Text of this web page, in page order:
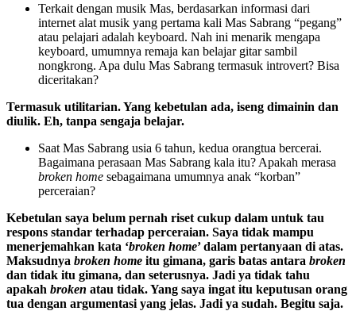
Terkait dengan musik Mas, berdasarkan informasi dari
internet alat musik yang pertama kali Mas Sabrang “pegang”
atau pelajari adalah keyboard. Nah ini menarik mengapa
keyboard, umumnya remaja kan belajar gitar sambil
nongkrong. Apa dulu Mas Sabrang termasuk introvert? Bisa
diceritakan?
Termasuk utilitarian. Yang kebetulan ada, iseng dimainin dan
diulik. Eh, tanpa sengaja belajar.
Saat Mas Sabrang usia 6 tahun, kedua orangtua bercerai.
Bagaimana perasaan Mas Sabrang kala itu? Apakah merasa
broken home sebagaimana umumnya anak “korban”
perceraian?
Kebetulan saya belum pernah riset cukup dalam untuk tau
respons standar terhadap perceraian. Saya tidak mampu
menerjemahkan kata ‘broken home’ dalam pertanyaan di atas.
Maksudnya broken home itu gimana, garis batas antara broken
dan tidak itu gimana, dan seterusnya. Jadi ya tidak tahu
apakah broken atau tidak. Yang saya ingat itu keputusan orang
tua dengan argumentasi yang jelas. Jadi ya sudah. Begitu saja.